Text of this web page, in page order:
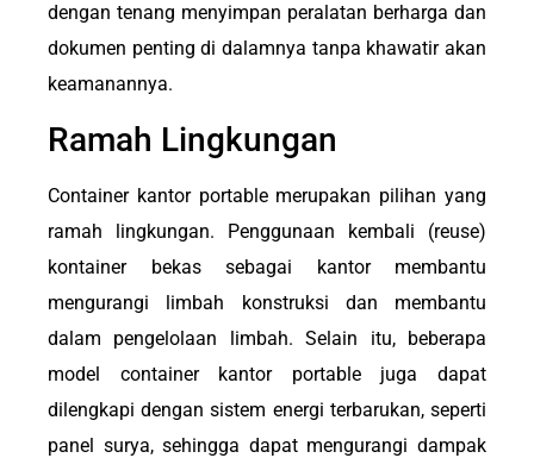
dengan tenang menyimpan peralatan berharga dan
dokumen penting di dalamnya tanpa khawatir akan
keamanannya.
Ramah Lingkungan
Container kantor portable merupakan pilihan yang
ramah lingkungan. Penggunaan kembali (reuse)
kontainer bekas sebagai kantor membantu
mengurangi limbah konstruksi dan membantu
dalam pengelolaan limbah. Selain itu, beberapa
model container kantor portable juga dapat
dilengkapi dengan sistem energi terbarukan, seperti
panel surya, sehingga dapat mengurangi dampak